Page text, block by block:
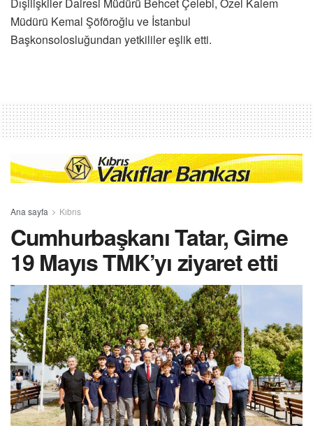
Müdürü Kemal Şöföroğlu ve İstanbul
Başkonsolosluğundan yetkililer eşlik etti.
Ana sayfa Kıbrıs
Cumhurbaşkanı Tatar, Girne
19 Mayıs TMK’yı ziyaret etti